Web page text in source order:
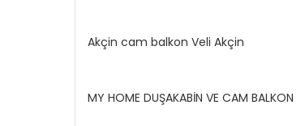
Akçin cam balkon Veli Akçin
MY HOME DUŞAKABİN VE CAM BALKON